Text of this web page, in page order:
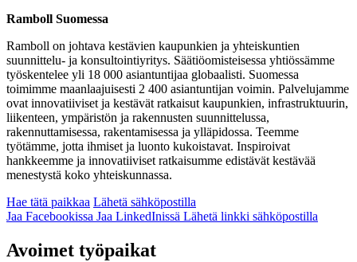
Ramboll Suomessa
Ramboll on johtava kestävien kaupunkien ja yhteiskuntien
suunnittelu- ja konsultointiyritys. Säätiöomisteisessa yhtiössämme
työskentelee yli 18 000 asiantuntijaa globaalisti. Suomessa
toimimme maanlaajuisesti 2 400 asiantuntijan voimin. Palvelujamme
ovat innovatiiviset ja kestävät ratkaisut kaupunkien, infrastruktuurin,
liikenteen, ympäristön ja rakennusten suunnittelussa,
rakennuttamisessa, rakentamisessa ja ylläpidossa. Teemme
työtämme, jotta ihmiset ja luonto kukoistavat. Inspiroivat
hankkeemme ja innovatiiviset ratkaisumme edistävät kestävää
menestystä koko yhteiskunnassa.
Hae tätä paikkaa Lähetä sähköpostilla
Jaa Facebookissa Jaa LinkedInissä Lähetä linkki sähköpostilla
Avoimet työpaikat